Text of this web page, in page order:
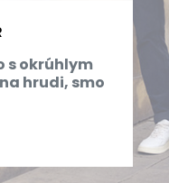
s okrúhlym
hrudi, smo